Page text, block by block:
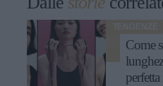
TENDENZE
Come